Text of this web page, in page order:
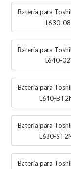
Batería para
L630-
Batería para
L640-
Batería para
L640-
Batería para
L630-
Batería para